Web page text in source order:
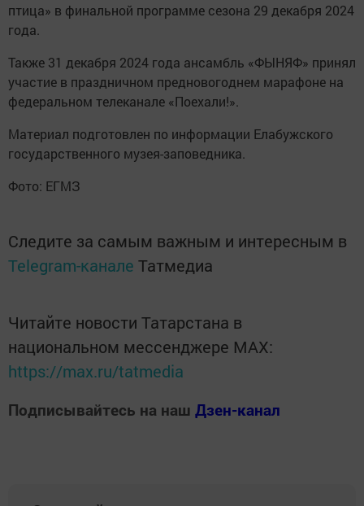
птица» в финальной программе сезона 29 декабря 2024
года.
Также 31 декабря 2024 года ансамбль «ФЫНЯФ» принял
участие в праздничном предновогоднем марафоне на
федеральном телеканале «Поехали!».
Материал подготовлен по информации Елабужского
государственного музея-заповедника.
Фото: ЕГМЗ
Следите за самым важным и интересным в
Telegram-канале Татмедиа
Читайте новости Татарстана в
национальном мессенджере MАХ:
https://max.ru/tatmedia
Подписывайтесь на наш Дзен-канал